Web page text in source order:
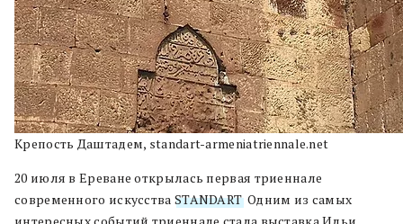
Крепость Даштадем, standart-armeniatriennale.net
20 июля в Ереване открылась первая триеннале
современного искусства STANDART. Одним из самых
интересных событий триеннале стала выставка Ильи